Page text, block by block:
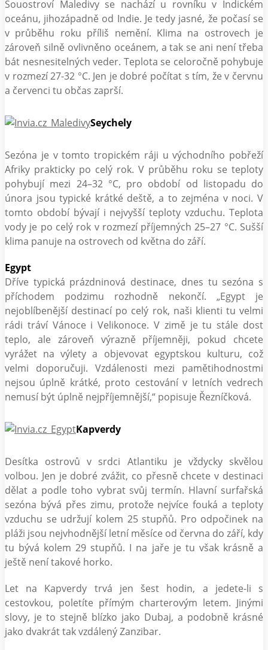
Souostroví Maledivy se nachází u rovníku v Indickém
oceánu, jihozápadně od Indie. Je tedy jasné, že počasí se
v průběhu roku příliš nemění. Klima na ostrovech je
zároveň silně ovlivněno oceánem, a tak se ani není třeba
bát nesnesitelných veder. Teplota se celoročně pohybuje
v rozmezí 27-32 °C. Jen je dobré počítat s tím, že v červnu
a červenci tu občas zaprší.
Seychely
Sezóna je v tomto tropickém ráji u východního pobřeží
Afriky prakticky po celý rok. V průběhu roku se teploty
pohybují mezi 24–32 °C, pro období od listopadu do
února jsou typické krátké deště, a to zejména v noci. V
tomto období bývají i nejvyšší teploty vzduchu. Teplota
vody je po celý rok v rozmezí příjemných 25–27 °C. Sušší
klima panuje na ostrovech od května do září.
Egypt
Dříve typická prázdninová destinace, dnes tu sezóna s
příchodem podzimu rozhodně nekončí. „Egypt je
nejoblíbenější destinací po celý rok, naši klienti tu velmi
rádi tráví Vánoce i Velikonoce. V zimě je tu stále dost
teplo, ale zároveň výrazně příjemněji, pokud chcete
vyrážet na výlety a objevovat egyptskou kulturu, což
velmi doporučuji. Vzdálenosti mezi pamětihodnostmi
nejsou úplně krátké, proto cestování v letních vedrech
nemusí být úplně nejpříjemnější,“ popisuje Řezníčková.
Kapverdy
Desítka ostrovů v srdci Atlantiku je vždycky skvělou
volbou. Jen je dobré zvážit, co přesně chcete v destinaci
dělat a podle toho vybrat svůj termín. Hlavní surfařská
sezóna bývá přes zimu, protože nejvíce fouká a teploty
vzduchu se udržují kolem 25 stupňů. Pro odpočinek na
pláži jsou nejvhodnější letní měsíce od června do září, kdy
tu bývá kolem 29 stupňů. I na jaře je tu však krásně a
ještě není takové horko.
Let na Kapverdy trvá jen šest hodin, a jedete-li s
cestovkou, poletíte přímým charterovým letem. Jinými
slovy, je to stejně blízko jako Dubaj, a podobně krásné
jako dvakrát tak vzdálený Zanzibar.